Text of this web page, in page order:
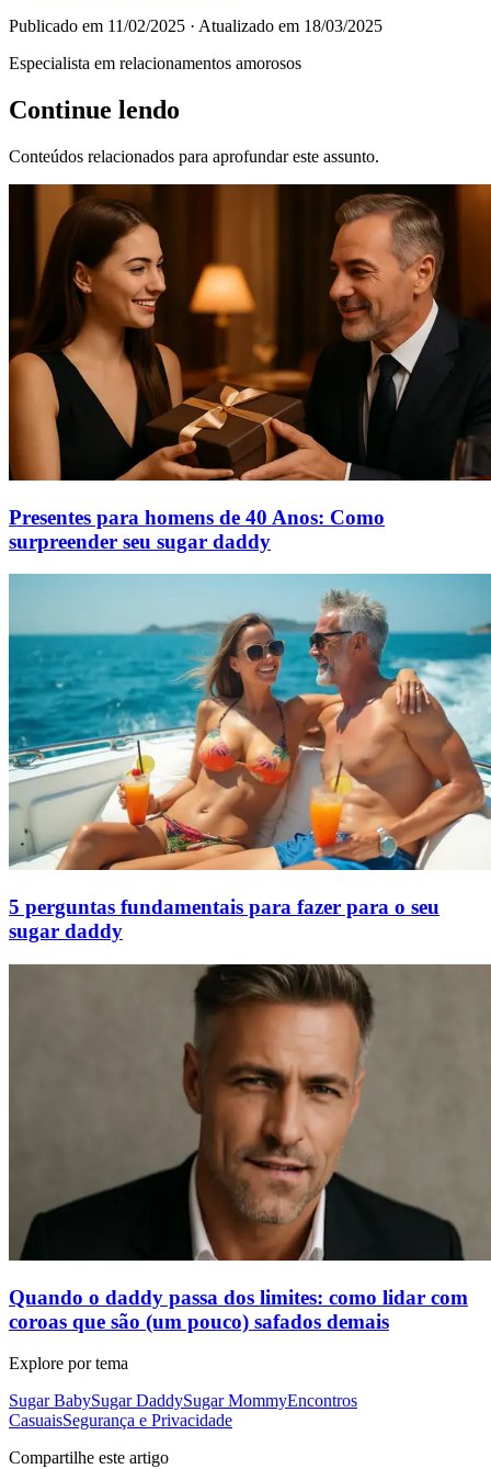
Publicado em 11/02/2025 · Atualizado em 18/03/2025
Especialista em relacionamentos amorosos
Continue lendo
Conteúdos relacionados para aprofundar este assunto.
Presentes para homens de 40 Anos: Como
surpreender seu sugar daddy
5 perguntas fundamentais para fazer para o seu
sugar daddy
Quando o daddy passa dos limites: como lidar com
coroas que são (um pouco) safados demais
Explore por tema
Sugar BabySugar DaddySugar MommyEncontros
CasuaisSegurança e Privacidade
Compartilhe este artigo